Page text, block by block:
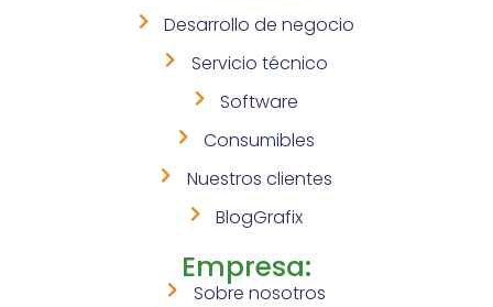
Desarrollo de negocio
Servicio técnico
Software
Consumibles
Nuestros clientes
BlogGrafix
Empresa:
Sobre nosotros